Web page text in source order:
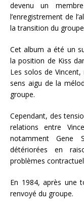
devenu un
l’enregistrement de
la transition du
Cet album a été un
la position de Kiss
Les solos de
sens aigu de la
groupe.
Cependant, des
relations entre
notamment Gene
détériorées en
problèmes
En 1984, après une
renvoyé du groupe.